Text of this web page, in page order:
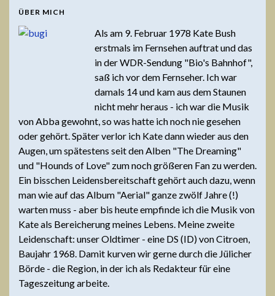
ÜBER MICH
Als am 9. Februar 1978 Kate Bush
erstmals im Fernsehen auftrat und das
in der WDR-Sendung "Bio's Bahnhof",
saß ich vor dem Fernseher. Ich war
damals 14 und kam aus dem Staunen
nicht mehr heraus - ich war die Musik
von Abba gewohnt, so was hatte ich noch nie gesehen
oder gehört. Später verlor ich Kate dann wieder aus den
Augen, um spätestens seit den Alben "The Dreaming"
und "Hounds of Love" zum noch größeren Fan zu werden.
Ein bisschen Leidensbereitschaft gehört auch dazu, wenn
man wie auf das Album "Aerial" ganze zwölf Jahre (!)
warten muss - aber bis heute empfinde ich die Musik von
Kate als Bereicherung meines Lebens. Meine zweite
Leidenschaft: unser Oldtimer - eine DS (ID) von Citroen,
Baujahr 1968. Damit kurven wir gerne durch die Jülicher
Börde - die Region, in der ich als Redakteur für eine
Tageszeitung arbeite.